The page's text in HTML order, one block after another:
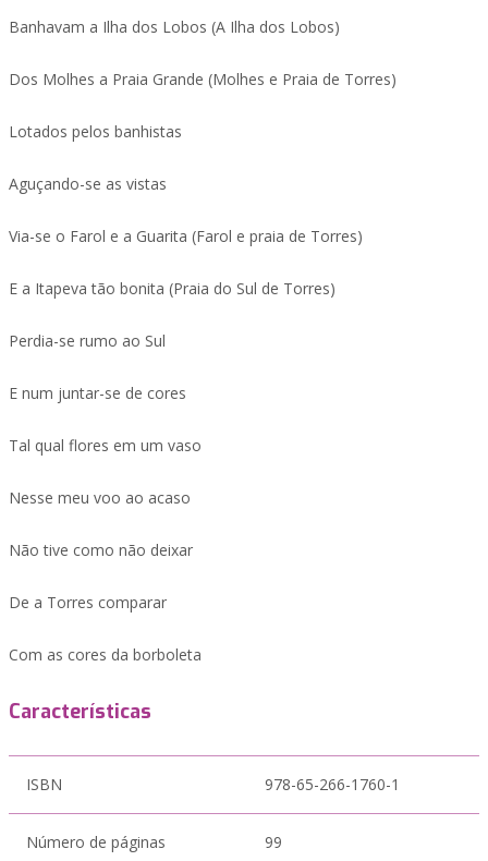
Banhavam a Ilha dos Lobos (A Ilha dos Lobos)
Dos Molhes a Praia Grande (Molhes e Praia de Torres)
Lotados pelos banhistas
Aguçando-se as vistas
Via-se o Farol e a Guarita (Farol e praia de Torres)
E a Itapeva tão bonita (Praia do Sul de Torres)
Perdia-se rumo ao Sul
E num juntar-se de cores
Tal qual flores em um vaso
Nesse meu voo ao acaso
Não tive como não deixar
De a Torres comparar
Com as cores da borboleta
Características
ISBN 978-65-266-1760-1
Número de páginas 99